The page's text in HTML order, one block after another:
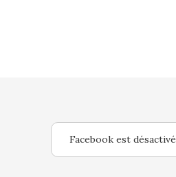
Facebook est désactivé